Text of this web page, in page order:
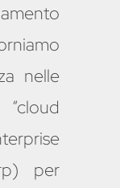
nelle
“cloud
per